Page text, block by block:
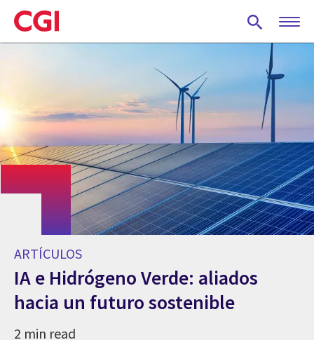
Skip
to
main
ARTÍCULOS
IA e Hidrógeno Verde: aliados
hacia un futuro sostenible
2 min read